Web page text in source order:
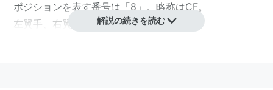
ポジションを表す番号は「8」。略称はCF。
左翼手
右翼手
と共に、外野手を構成する。
解説の続きを読む